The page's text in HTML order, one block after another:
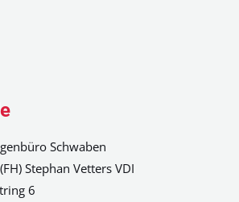
Schwaben
Stephan Vetters VDI
6